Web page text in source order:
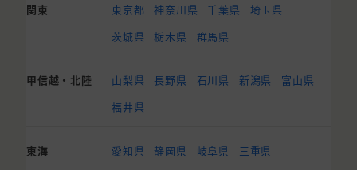
関東 東京都 神奈川県 千葉県
埼玉県
茨城県
栃木県 群馬県
甲信越・北陸 山梨県 長野県 石川県 新潟県
富山県
福井県
東海 愛知県 静岡県 岐阜県 三重県